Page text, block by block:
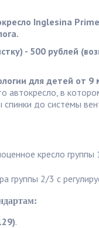
Inglesina
- 500 рублей
для детей от 9
автокресло, в
до системы
кресло
группы 2/3 с
.